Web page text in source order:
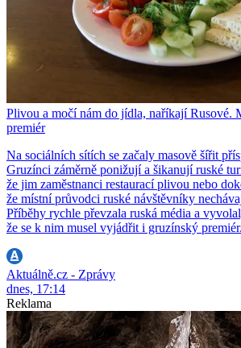
Plivou a močí nám do jídla, naříkají Rusové.
premiér
Na sociálních sítích se začaly masově šířit
Gruzínci záměrně ponižují a šikanují ruské
že jim zaměstnanci restaurací plivou nebo
že místní průvodci ruské návštěvníky
Příběhy rychle převzala ruská média a
že se k nim musel vyjádřit i gruzínský premiér.
Aktuálně.cz - Zprávy
dnes, 17:14
Reklama